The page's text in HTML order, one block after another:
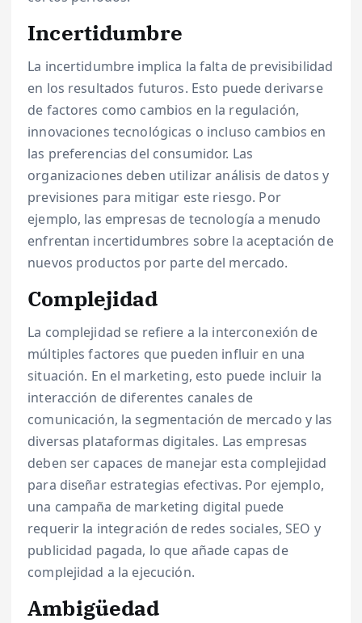
Incertidumbre
La incertidumbre implica la falta de previsibilidad
en los resultados futuros. Esto puede derivarse
de factores como cambios en la regulación,
innovaciones tecnológicas o incluso cambios en
las preferencias del consumidor. Las
organizaciones deben utilizar análisis de datos y
previsiones para mitigar este riesgo. Por
ejemplo, las empresas de tecnología a menudo
enfrentan incertidumbres sobre la aceptación de
nuevos productos por parte del mercado.
Complejidad
La complejidad se refiere a la interconexión de
múltiples factores que pueden influir en una
situación. En el marketing, esto puede incluir la
interacción de diferentes canales de
comunicación, la segmentación de mercado y las
diversas plataformas digitales. Las empresas
deben ser capaces de manejar esta complejidad
para diseñar estrategias efectivas. Por ejemplo,
una campaña de marketing digital puede
requerir la integración de redes sociales, SEO y
publicidad pagada, lo que añade capas de
complejidad a la ejecución.
Ambigüedad